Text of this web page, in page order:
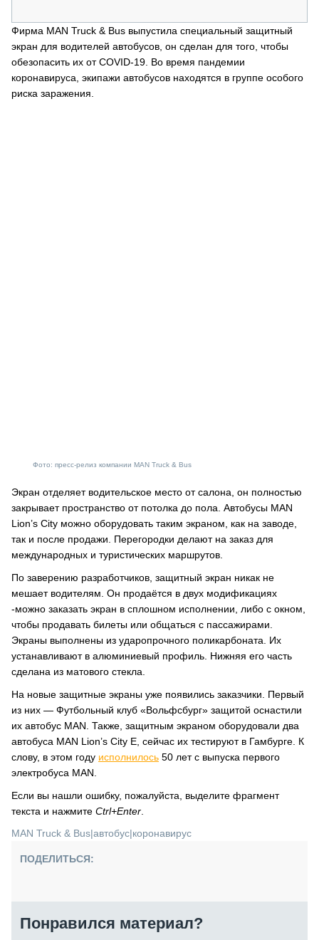
Фирма MAN Truck & Bus выпустила специальный защитный
экран для водителей автобусов, он сделан для того, чтобы
обезопасить их от COVID-19. Во время пандемии
коронавируса, экипажи автобусов находятся в группе особого
риска заражения.
Фото: пресс-релиз компании MAN Truck & Bus
Экран отделяет водительское место от салона, он полностью
закрывает пространство от потолка до пола. Автобусы MAN
Lion’s City можно оборудовать таким экраном, как на заводе,
так и после продажи. Перегородки делают на заказ для
международных и туристических маршрутов.
По заверению разработчиков, защитный экран никак не
мешает водителям. Он продаётся в двух модификациях
-можно заказать экран в сплошном исполнении, либо с окном,
чтобы продавать билеты или общаться с пассажирами.
Экраны выполнены из ударопрочного поликарбоната. Их
устанавливают в алюминиевый профиль. Нижняя его часть
сделана из матового стекла.
На новые защитные экраны уже появились заказчики. Первый
из них — Футбольный клуб «Вольфсбург» защитой оснастили
их автобус MAN. Также, защитным экраном оборудовали два
автобуса MAN Lion’s City E, сейчас их тестируют в Гамбурге. К
слову, в этом году исполнилось 50 лет с выпуска первого
электробуса MAN.
Если вы нашли ошибку, пожалуйста, выделите фрагмент
текста и нажмите Ctrl+Enter
MAN Truck & Bus|автобус|коронавирус
ПОДЕЛИТЬСЯ:
Понравился материал?